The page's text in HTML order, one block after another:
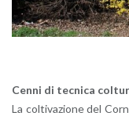
Cenni di tec­ni­ca
La col­ti­va­zio­ne del